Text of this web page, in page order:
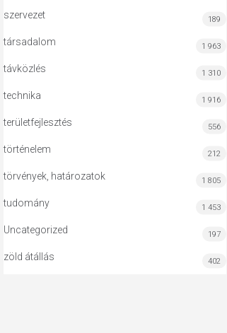
szervezet 189
társadalom 1 963
távközlés 1 310
technika 1 916
területfejlesztés 556
történelem 212
törvények, határozatok 1 805
tudomány 1 453
Uncategorized 197
zöld átállás 402